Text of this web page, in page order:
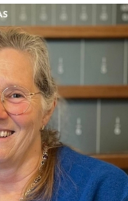
Economie
Engels
Frans
Geschiedenis
Grieks
Latijn
Maatschappijleer
Natuurkunde
Nederlands
Scheikunde
Wiskunde
Mbo/hbo
Rekenen
Nederlands
Engels
Taaltoets | Pabo
Rekenen- en
Wiskundetoets | Pabo
HBO 21+ toelating
voorbereiden
Medisch rekenen